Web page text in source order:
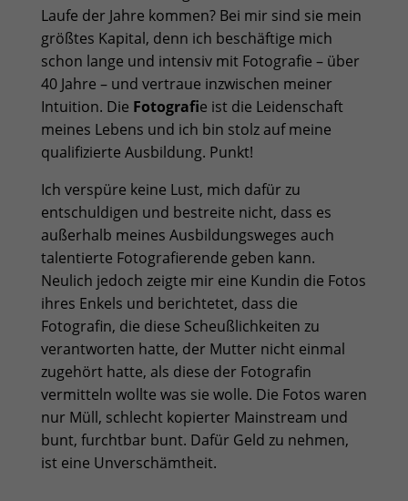
Laufe der Jahre kommen? Bei mir sind sie mein
größtes Kapital, denn ich beschäftige mich
schon lange und intensiv mit Fotografie – über
40 Jahre – und vertraue inzwischen meiner
Intuition. Die Fotografie ist die Leidenschaft
meines Lebens und ich bin stolz auf meine
qualifizierte Ausbildung. Punkt!
Ich verspüre keine Lust, mich dafür zu
entschuldigen und bestreite nicht, dass es
außerhalb meines Ausbildungsweges auch
talentierte Fotografierende geben kann.
Neulich jedoch zeigte mir eine Kundin die Fotos
ihres Enkels und berichtetet, dass die
Fotografin, die diese Scheußlichkeiten zu
verantworten hatte, der Mutter nicht einmal
zugehört hatte, als diese der Fotografin
vermitteln wollte was sie wolle. Die Fotos waren
nur Müll, schlecht kopierter Mainstream und
bunt, furchtbar bunt. Dafür Geld zu nehmen,
ist eine Unverschämtheit.